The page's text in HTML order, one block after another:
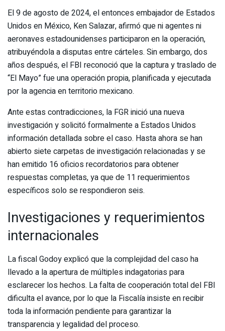
El 9 de agosto de 2024, el entonces embajador de Estados
Unidos en México, Ken Salazar, afirmó que ni agentes ni
aeronaves estadounidenses participaron en la operación,
atribuyéndola a disputas entre cárteles. Sin embargo, dos
años después, el FBI reconoció que la captura y traslado de
“El Mayo” fue una operación propia, planificada y ejecutada
por la agencia en territorio mexicano.
Ante estas contradicciones, la FGR inició una nueva
investigación y solicitó formalmente a Estados Unidos
información detallada sobre el caso. Hasta ahora se han
abierto siete carpetas de investigación relacionadas y se
han emitido 16 oficios recordatorios para obtener
respuestas completas, ya que de 11 requerimientos
específicos solo se respondieron seis.
Investigaciones y requerimientos
internacionales
La fiscal Godoy explicó que la complejidad del caso ha
llevado a la apertura de múltiples indagatorias para
esclarecer los hechos. La falta de cooperación total del FBI
dificulta el avance, por lo que la Fiscalía insiste en recibir
toda la información pendiente para garantizar la
transparencia y legalidad del proceso.